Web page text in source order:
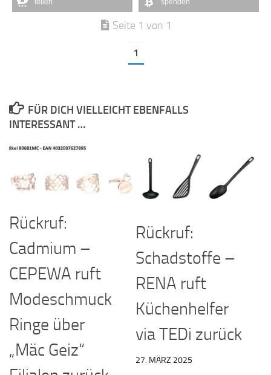
teilen spenden
Seite 1 von 1
1
FÜR DICH VIELLEICHT EBENFALLS
INTERESSANT …
Rückruf:
Cadmium –
CEPEWA ruft
Modeschmuck
Ringe über
„Mäc Geiz“
Rückruf:
Schadstoffe –
RENA ruft
Küchenhelfer
via TEDi zurück
27. MÄRZ 2025